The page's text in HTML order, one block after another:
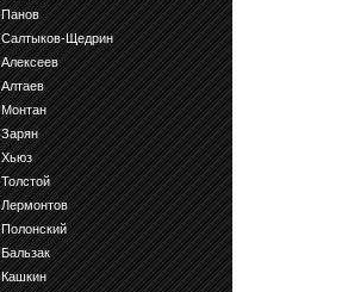
Панов
Салтыков-Щедрин
Алексеев
Алтаев
Монтан
Зарян
Хьюз
Толстой
Лермонтов
Полонский
Бальзак
Кашкин